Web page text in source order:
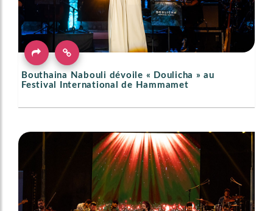
Bouthaina Nabouli dévoile « Doulicha » au
Festival International de Hammamet